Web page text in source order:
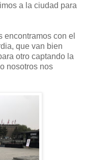
a la ciudad para
encontramos con el
que van bien
otro captando la
nosotros nos